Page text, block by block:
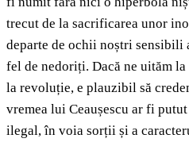
trecut de la sacrificarea unor
departe de ochii noștri
fel de nedoriți. Dacă ne uităm
la revoluție, e plauzibil să
vremea lui Ceaușescu ar fi
ilegal, în voia sorții și a